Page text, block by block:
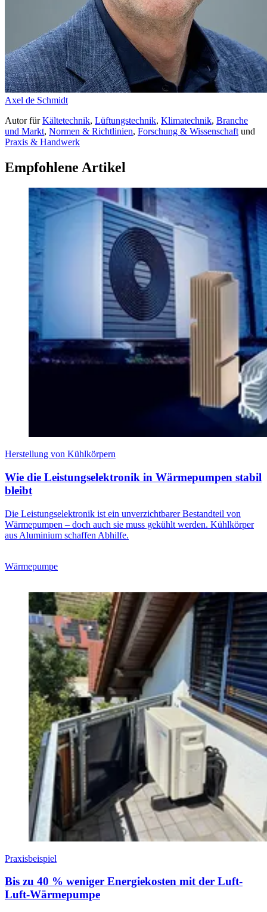
Axel de Schmidt
AutorfürKältetechnik, Lüftungstechnik, Klimatechnik, Branche
und Markt, Normen & Richtlinien, Forschung & Wissenschaftund
Praxis & Handwerk
Empfohlene Artikel
Herstellung von Kühlkörpern
Wie die Leistungselektronik in Wärmepumpen stabil
bleibt
Die Leistungselektronik ist ein unverzichtbarer Bestandteil von
Wärmepumpen – doch auch sie muss gekühlt werden. Kühlkörper
aus Aluminium schaffen Abhilfe.
Wärmepumpe
Praxisbeispiel
Bis zu 40 % weniger Energiekosten mit der Luft-
Luft-Wärmepumpe